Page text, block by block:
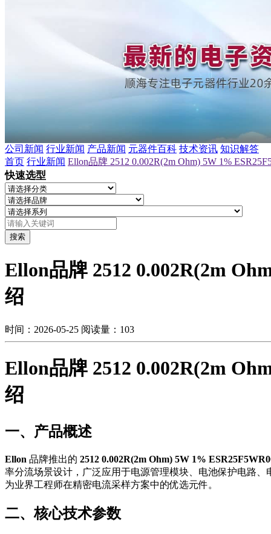
公司新闻 行业新闻 产品新闻 元器件百科 技术资讯 知识解答
首页 行业新闻 Ellon品牌 2512 0.002R(2m Ohm) 5W 1%
快速选型
搜索
Ellon品牌 2512 0.002R(2m
绍
时间：2026-05-25 阅读量：103
Ellon品牌 2512 0.002R(2m
绍
一、产品概述
Ellon 品牌推出的 2512 0.002R(2m Ohm) 5W 1%
率分流场景设计，广泛应用于电源管理模块、电池保护电路
为业界工程师在精密电流采样方案中的优选元件。
二、核心技术参数